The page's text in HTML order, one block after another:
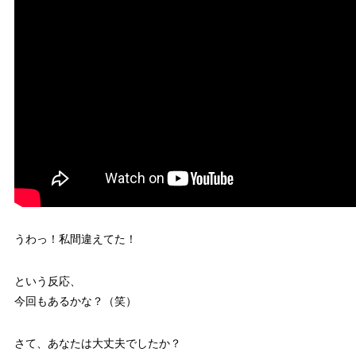
うわっ！私間違えてた！
という反応、
今回もあるかな？（笑）
さて、あなたは大丈夫でしたか？